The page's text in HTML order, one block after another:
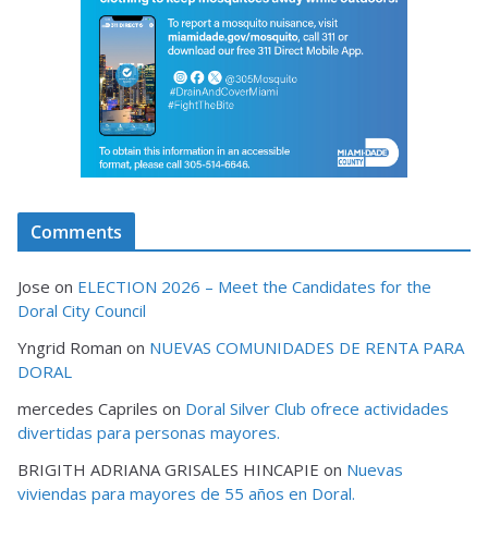
Comments
Jose on ELECTION 2026 – Meet the Candidates for the
Doral City Council
Yngrid Roman on NUEVAS COMUNIDADES DE RENTA PARA
DORAL
mercedes Capriles on Doral Silver Club ofrece actividades
divertidas para personas mayores.
BRIGITH ADRIANA GRISALES HINCAPIE on Nuevas
viviendas para mayores de 55 años en Doral.